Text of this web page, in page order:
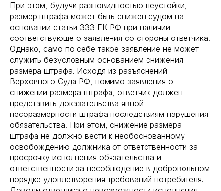
При этом, будучи разновидностью неустойки,
размер штрафа может быть снижен судом на
основании статьи 333 ГК РФ при наличии
соответствующего заявления со стороны ответчика.
Однако, само по себе такое заявление не может
служить безусловным основанием снижения
размера штрафа. Исходя из разъяснений
Верховного Суда РФ, помимо заявления о
снижении размера штрафа, ответчик должен
представить доказательства явной
несоразмерности штрафа последствиям нарушения
обязательства. При этом, снижение размера
штрафа не должно вести к необоснованному
освобождению должника от ответственности за
просрочку исполнения обязательства и
ответственности за несоблюдение в добровольном
порядке удовлетворения требований потребителя.